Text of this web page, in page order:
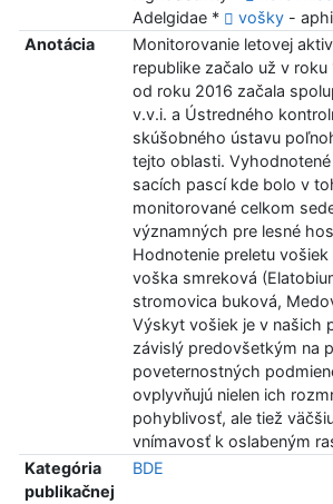
Adelgidae *
vošky-
Anotácia
Monitorovanie letovej
republike začalo už v roku
od roku 2016 začala
v.v.i. a Ústredného
skúšobného ústavu
tejto oblasti.
sacích pascí kde bolo v
monitorované celkom
významných pre lesné
Hodnotenie preletu vošiek
voška smreková
stromovica buková,
Výskyt vošiek je v našich
závislý predovšetkým na
poveternostných
ovplyvňujú nielen ich
pohyblivosť, ale tiež
vnímavosť k oslabeným
Kategória
publikačnej
BDE